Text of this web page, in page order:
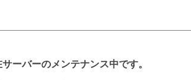
ーバーのメンテナンス中です。